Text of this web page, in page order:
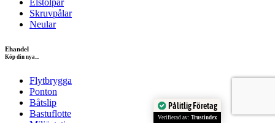
Elstolpar
Skruvpålar
Neular
Ehandel
Köp din nya...
Flytbrygga
Ponton
Båtslip
Bastuflotte
Pålitlig Företag
Verifierad av: Trustindex